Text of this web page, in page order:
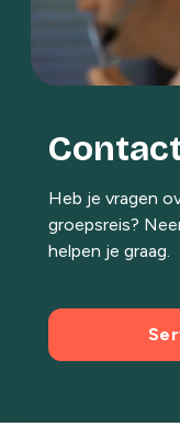
Heb je vragen
groepsreis?
helpen je graag.